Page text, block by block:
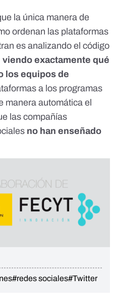
la única manera de
ordenan las plataformas
es analizando el código
viendo exactamente qué
los equipos de
a los programas
manera automática el
las compañías
no han enseñado
#redes sociales#Twitter